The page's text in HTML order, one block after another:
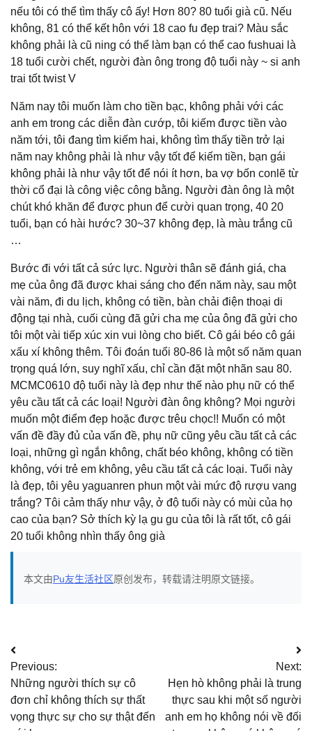
nếu tôi có thể tìm thấy cô ấy! Hơn 80? 80 tuổi già cũ. Nếu
không, 81 có thể kết hôn với 18 cao fu đẹp trai? Màu sắc
không phải là cũ ning có thể làm bạn có thể cao fushuai là
18 tuổi cười chết, người đàn ông trong độ tuổi này ~ si anh
trai tốt twist V
Năm nay tôi muốn làm cho tiền bạc, không phải với các
anh em trong các diễn đàn cướp, tôi kiếm được tiền vào
năm tới, tôi đang tìm kiếm hai, không tìm thấy tiền trở lại
năm nay không phải là như vậy tốt để kiếm tiền, bạn gái
không phải là như vậy tốt để nói ít hơn, ba vợ bốn conlẽ từ
thời cổ đại là công việc công bằng. Người đàn ông là một
chút khó khăn để được phun để cười quan trọng, 40 20
tuổi, bạn có hài hước? 30~37 không đẹp, là màu trắng cũ
…
Bước đi với tất cả sức lực. Người thân sẽ đánh giá, cha
mẹ của ông đã được khai sáng cho đến năm này, sau một
vài năm, đi du lịch, không có tiền, bàn chải điện thoại di
động tại nhà, cuối cùng đã gửi cha mẹ của ông đã gửi cho
tôi một vài tiếp xúc xin vui lòng cho biết. Cô gái béo cô gái
xấu xí không thêm. Tôi đoán tuổi 80-86 là một số năm quan
trọng quá lớn, suy nghĩ xấu, chỉ cần đặt một nhãn sau 80.
MCMC0610 độ tuổi này là đẹp như thế nào phụ nữ có thể
yêu cầu tất cả các loại! Người đàn ông không? Mọi người
muốn một điểm đẹp hoặc được trêu chọc!! Muốn có một
vấn đề đầy đủ của vấn đề, phụ nữ cũng yêu cầu tất cả các
loại, những gì ngắn không, chất béo không, không có tiền
không, với trẻ em không, yêu cầu tất cả các loại. Tuổi này
là đẹp, tôi yêu yaguanren phun một vài mức độ rượu vang
trắng? Tôi cảm thấy như vậy, ở độ tuổi này có mùi của họ
cao của bạn? Sở thích kỳ lạ gu gu của tôi là rất tốt, cô gái
20 tuổi không nhìn thấy ông già
本文由Pu友生活社区原创发布，转载请注明原文链接。
文
章
导
Previous:
Những người thích sự cô
đơn chỉ không thích sự thất
vọng thực sự cho sự thật đến
Next:
Hẹn hò không phải là trung
thực sau khi một số người
anh em họ không nói về đối